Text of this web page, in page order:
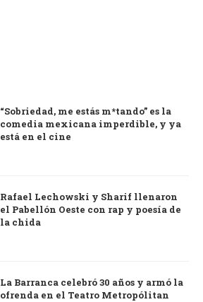
“Sobriedad, me estás m*tando” es la
comedia mexicana imperdible, y ya
está en el cine
Rafael Lechowski y Sharif llenaron
el Pabellón Oeste con rap y poesía de
la chida
La Barranca celebró 30 años y armó la
ofrenda en el Teatro Metropólitan